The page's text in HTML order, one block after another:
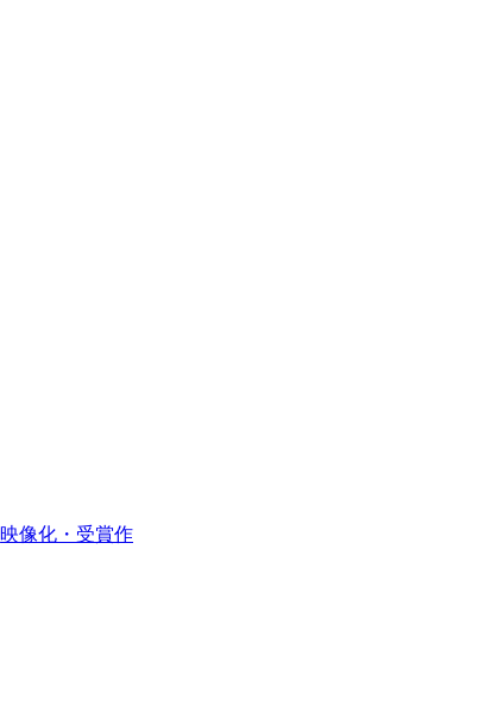
映像化・受賞作